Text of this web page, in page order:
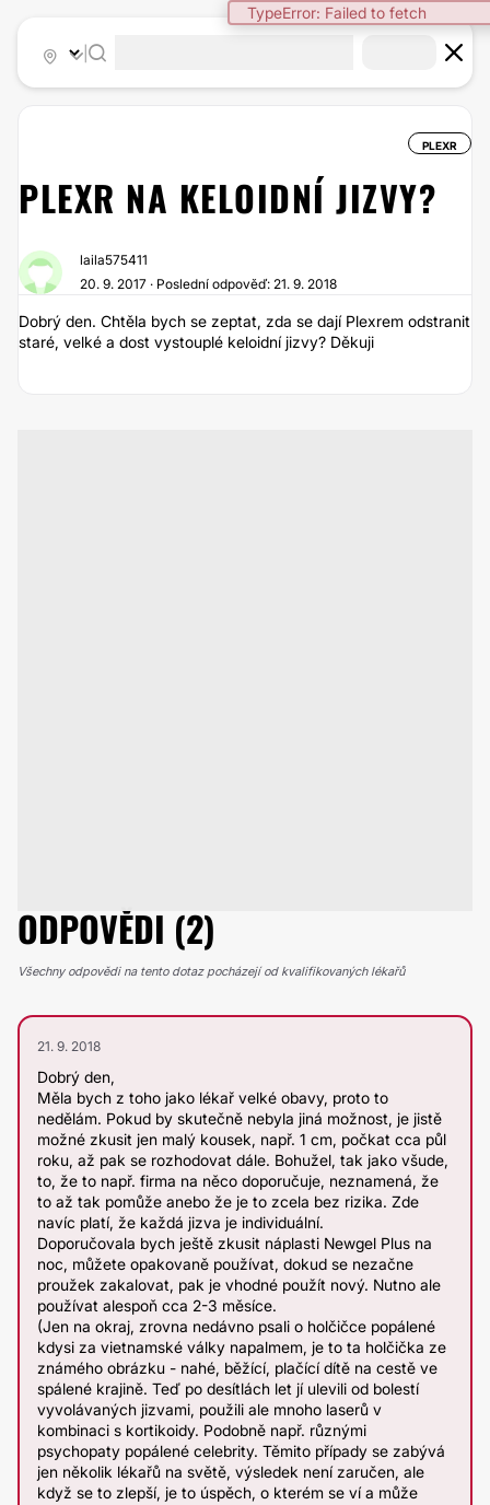
TypeError: Failed to fetch
PLEXR
PLEXR NA KELOIDNÍ JIZVY?
laila575411
20. 9. 2017 · Poslední odpověď: 21. 9. 2018
Dobrý den. Chtěla bych se zeptat, zda se dají Plexrem odstranit
staré, velké a dost vystouplé keloidní jizvy? Děkuji
ODPOVĚDI (2)
Všechny odpovědi na tento dotaz pocházejí od kvalifikovaných lékařů
21. 9. 2018
Dobrý den,
Měla bych z toho jako lékař velké obavy, proto to
nedělám. Pokud by skutečně nebyla jiná možnost, je jistě
možné zkusit jen malý kousek, např. 1 cm, počkat cca půl
roku, až pak se rozhodovat dále. Bohužel, tak jako všude,
to, že to např. firma na něco doporučuje, neznamená, že
to až tak pomůže anebo že je to zcela bez rizika. Zde
navíc platí, že každá jizva je individuální.
Doporučovala bych ještě zkusit náplasti Newgel Plus na
noc, můžete opakovaně používat, dokud se nezačne
proužek zakalovat, pak je vhodné použít nový. Nutno ale
používat alespoň cca 2-3 měsíce.
(Jen na okraj, zrovna nedávno psali o holčičce popálené
kdysi za vietnamské války napalmem, je to ta holčička ze
známého obrázku - nahé, běžící, plačící dítě na cestě ve
spálené krajině. Teď po desítlách let jí ulevili od bolestí
vyvolávaných jizvami, použili ale mnoho laserů v
kombinaci s kortikoidy. Podobně např. různými
psychopaty popálené celebrity. Těmito případy se zabývá
jen několik lékařů na světě, výsledek není zaručen, ale
když se to zlepší, je to úspěch, o kterém se ví a může